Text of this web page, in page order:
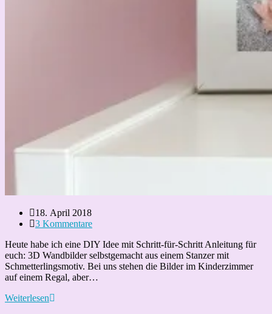
Beitrag
veröffentlicht:
18. April 2018
Beitrags-
3 Kommentare
Heute habe ich eine DIY Idee mit Schritt-für-Schritt Anleitung für
euch: 3D Wandbilder selbstgemacht aus einem Stanzer mit
Schmetterlingsmotiv. Bei uns stehen die Bilder im Kinderzimmer
auf einem Regal, aber…
Weiterlesen3D